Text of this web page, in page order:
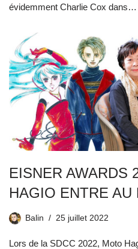
évidemment Charlie Cox dans…
EISNER AWARDS
HAGIO ENTRE AU
Balin 25 juillet 2022
Lors de la SDCC 2022, Moto